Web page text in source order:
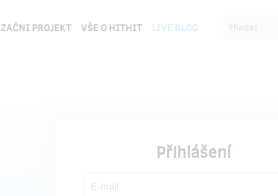
ZAČNI PROJEKT VŠE O HITHIT LIVE BLOG
Přihlášení